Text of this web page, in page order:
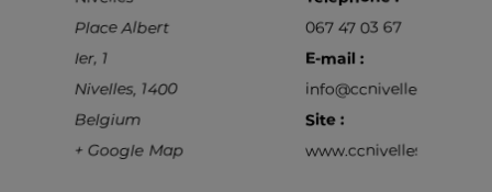
Place Albert
Ier, 1
Nivelles 1400
Belgium
+ Google Map
067 47 03 67
E-mail :
info@ccnivelles.be
Site :
www.ccnivelles.be